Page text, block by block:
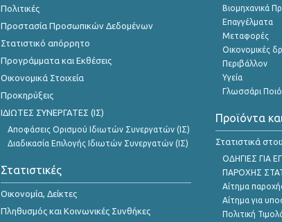
Πολιτικές
Προστασία Προσωπικών Δεδομένων
Στατιστικό απόρρητο
Προγράμματα και Εκθέσεις
Οικονομικά Στοιχεία
Προκηρύξεις
ΙΔΙΩΤΕΣ ΣΥΝΕΡΓΑΤΕΣ (ΙΣ)
Αποφάσεις Ορισμού Ιδιωτών Συνεργατών (ΙΣ)
Διαδικασία Επιλογής Ιδιωτών Συνεργατών (ΙΣ)
Στατιστικές
Οικονομία, Δείκτες
Πληθυσμός και Κοινωνικές Συνθήκες
Βιομηχανικά
Επαγγέλματα
Μεταφορές
Οικονομικές
Περιβάλλον
Υγεία
Γλωσσάρι
Προϊόντα
Στατιστικά
ΟΔΗΓΙΕΣ ΓΙΑ
ΠΑΡΟΧΗΣ
Αίτημα
Αίτημα για
Πολιτική